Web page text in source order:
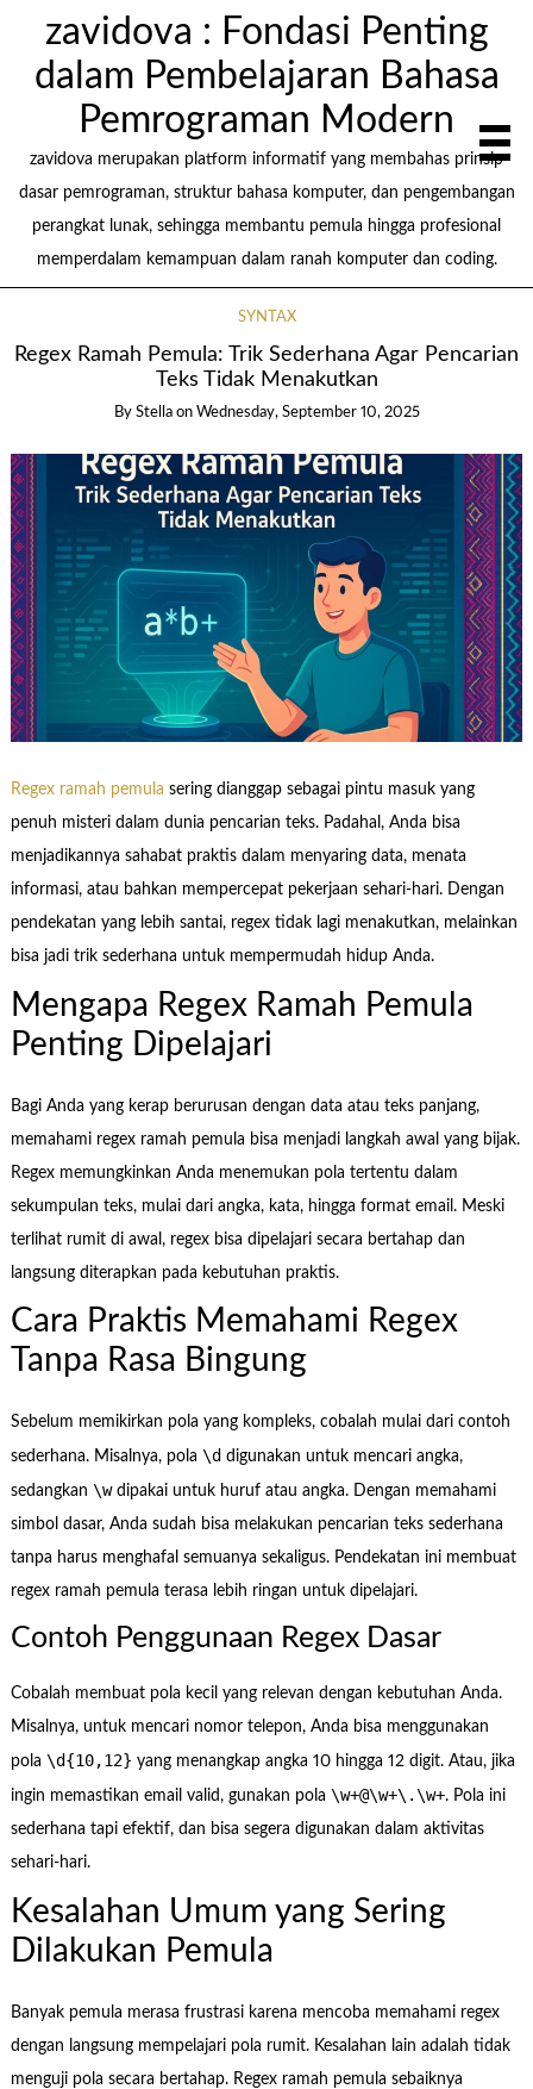
zavidova : Fondasi Penting
dalam Pembelajaran Bahasa
Pemrograman Modern
zavidova merupakan platform informatif yang membahas prinsip
dasar pemrograman, struktur bahasa komputer, dan pengembangan
perangkat lunak, sehingga membantu pemula hingga profesional
memperdalam kemampuan dalam ranah komputer dan coding.
SYNTAX
Regex Ramah Pemula: Trik Sederhana Agar Pencarian
Teks Tidak Menakutkan
By Stella on Wednesday, September 10, 2025
Regex ramah pemula sering dianggap sebagai pintu masuk yang
penuh misteri dalam dunia pencarian teks. Padahal, Anda bisa
menjadikannya sahabat praktis dalam menyaring data, menata
informasi, atau bahkan mempercepat pekerjaan sehari-hari. Dengan
pendekatan yang lebih santai, regex tidak lagi menakutkan, melainkan
bisa jadi trik sederhana untuk mempermudah hidup Anda.
Mengapa Regex Ramah Pemula
Penting Dipelajari
Bagi Anda yang kerap berurusan dengan data atau teks panjang,
memahami regex ramah pemula bisa menjadi langkah awal yang bijak.
Regex memungkinkan Anda menemukan pola tertentu dalam
sekumpulan teks, mulai dari angka, kata, hingga format email. Meski
terlihat rumit di awal, regex bisa dipelajari secara bertahap dan
langsung diterapkan pada kebutuhan praktis.
Cara Praktis Memahami Regex
Tanpa Rasa Bingung
Sebelum memikirkan pola yang kompleks, cobalah mulai dari contoh
sederhana. Misalnya, pola \d digunakan untuk mencari angka,
sedangkan \wdipakai untuk huruf atau angka. Dengan memahami
simbol dasar, Anda sudah bisa melakukan pencarian teks sederhana
tanpa harus menghafal semuanya sekaligus. Pendekatan ini membuat
regex ramah pemula terasa lebih ringan untuk dipelajari.
Contoh Penggunaan Regex Dasar
Cobalah membuat pola kecil yang relevan dengan kebutuhan Anda.
Misalnya, untuk mencari nomor telepon, Anda bisa menggunakan
pola \d{10,12} yang menangkap angka 10 hingga 12 digit. Atau, jika
ingin memastikan email valid, gunakan pola \w+@\w+\.\w+. Pola ini
sederhana tapi efektif, dan bisa segera digunakan dalam aktivitas
sehari-hari.
Kesalahan Umum yang Sering
Dilakukan Pemula
Banyak pemula merasa frustrasi karena mencoba memahami regex
dengan langsung mempelajari pola rumit. Kesalahan lain adalah tidak
menguji pola secara bertahap. Regex ramah pemula sebaiknya